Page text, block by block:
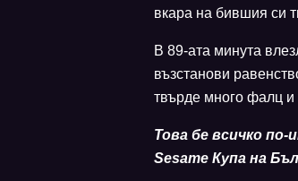
вкара на бившия си
В 89-ата минута
възстанови
твърде много фалц и
Това бе всичко
Sesame Купа на